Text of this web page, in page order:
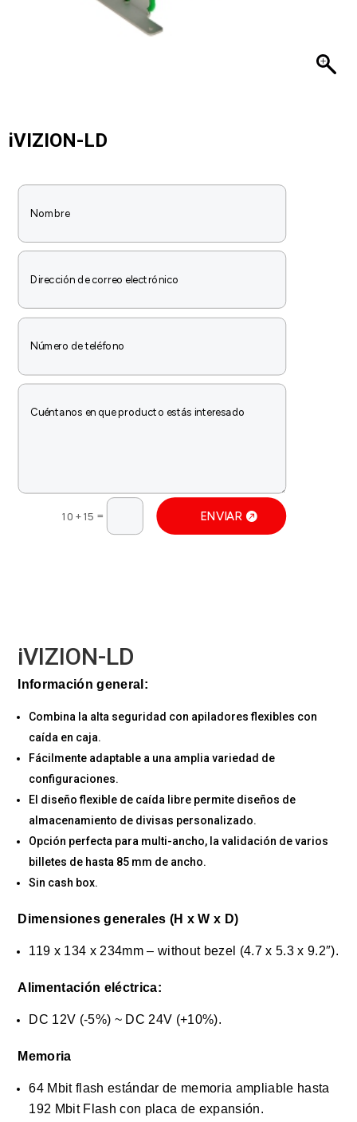
iVIZION-LD
10 + 15 = ENVIAR
iVIZION-LD
Información general:
Combina la alta seguridad con apiladores flexibles con
caída en caja.
Fácilmente adaptable a una amplia variedad de
configuraciones.
El diseño flexible de caída libre permite diseños de
almacenamiento de divisas personalizado.
Opción perfecta para multi-ancho, la validación de varios
billetes de hasta 85 mm de ancho.
Sin cash box.
Dimensiones generales (H x W x D)
119 x 134 x 234mm – without bezel (4.7 x 5.3 x 9.2″).
Alimentación eléctrica:
DC 12V (-5%) ~ DC 24V (+10%).
Memoria
64 Mbit flash estándar de memoria ampliable hasta
192 Mbit Flash con placa de expansión.